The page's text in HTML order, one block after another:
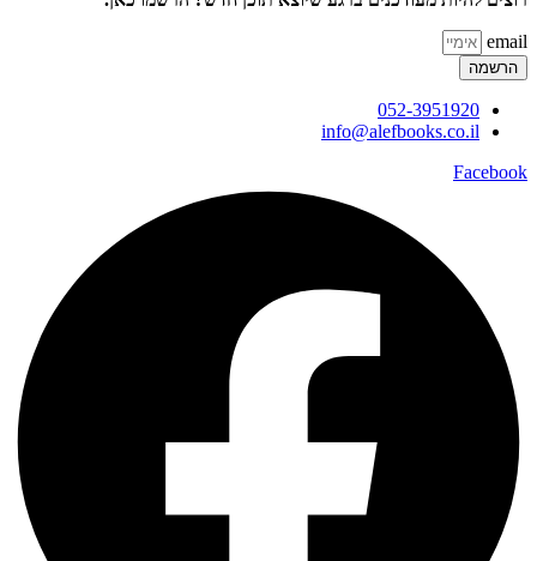
email
הרשמה
052-3951920
info@alefbooks.co.il
Facebook